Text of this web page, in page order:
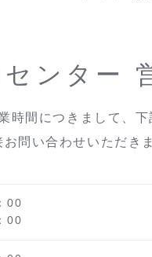
ンター
間につきまして、下
問い合わせいただき
00